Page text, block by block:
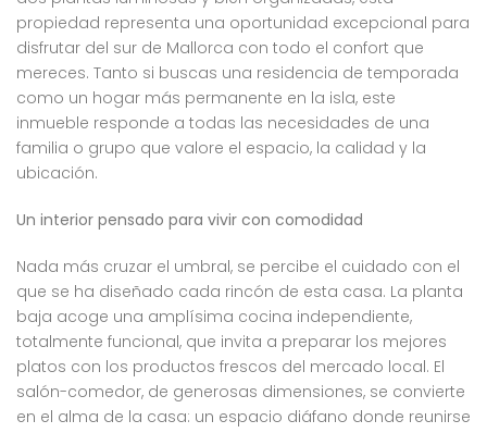
propiedad representa una oportunidad excepcional para
disfrutar del sur de Mallorca con todo el confort que
mereces. Tanto si buscas una residencia de temporada
como un hogar más permanente en la isla, este
inmueble responde a todas las necesidades de una
familia o grupo que valore el espacio, la calidad y la
ubicación.
Un interior pensado para vivir con comodidad
Nada más cruzar el umbral, se percibe el cuidado con el
que se ha diseñado cada rincón de esta casa. La planta
baja acoge una amplísima cocina independiente,
totalmente funcional, que invita a preparar los mejores
platos con los productos frescos del mercado local. El
salón-comedor, de generosas dimensiones, se convierte
en el alma de la casa: un espacio diáfano donde reunirse